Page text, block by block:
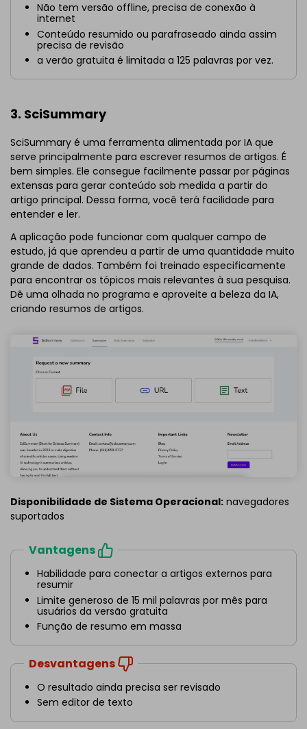
Não tem versão offline, precisa de conexão à
internet
Conteúdo resumido ou parafraseado ainda assim
precisa de revisão
a verão gratuita é limitada a 125 palavras por vez.
3. SciSummary
SciSummary é uma ferramenta alimentada por IA que
serve principalmente para escrever resumos de artigos. É
bem simples. Ele consegue facilmente passar por páginas
extensas para gerar conteúdo sob medida a partir do
artigo principal. Dessa forma, você terá facilidade para
entender e ler.
A aplicação pode funcionar com qualquer campo de
estudo, já que aprendeu a partir de uma quantidade muito
grande de dados. Também foi treinado especificamente
para encontrar os tópicos mais relevantes à sua pesquisa.
Dê uma olhada no programa e aproveite a beleza da IA,
criando resumos de artigos.
Disponibilidade de Sistema Operacional: navegadores
suportados
Vantagens
Habilidade para conectar a artigos externos para
resumir
Limite generoso de 15 mil palavras por mês para
usuários da versão gratuita
Função de resumo em massa
Desvantagens
O resultado ainda precisa ser revisado
Sem editor de texto